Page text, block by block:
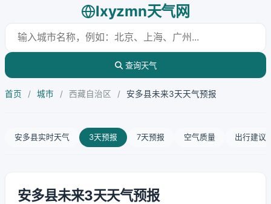
lxyzmn天气网
查询天气
首页 / 城市 / 西藏自治区 / 安多县未来3天天气预报
安多县实时天气 3天预报 7天预报 空气质量 出行建议
安多县未来3天天气预报